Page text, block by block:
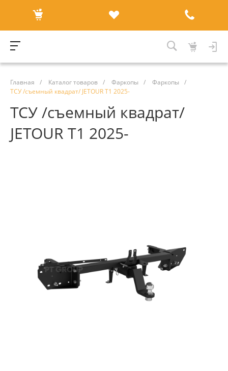
Главная / Каталог товаров / Фаркопы / Фаркопы
/
ТСУ /съемный квадрат/ JETOUR T1 2025-
ТСУ /съемный квадрат/
JETOUR T1 2025-